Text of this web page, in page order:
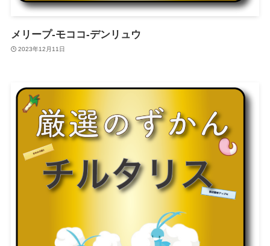
メリープ-モココ-デンリュウ
2023年12月11日